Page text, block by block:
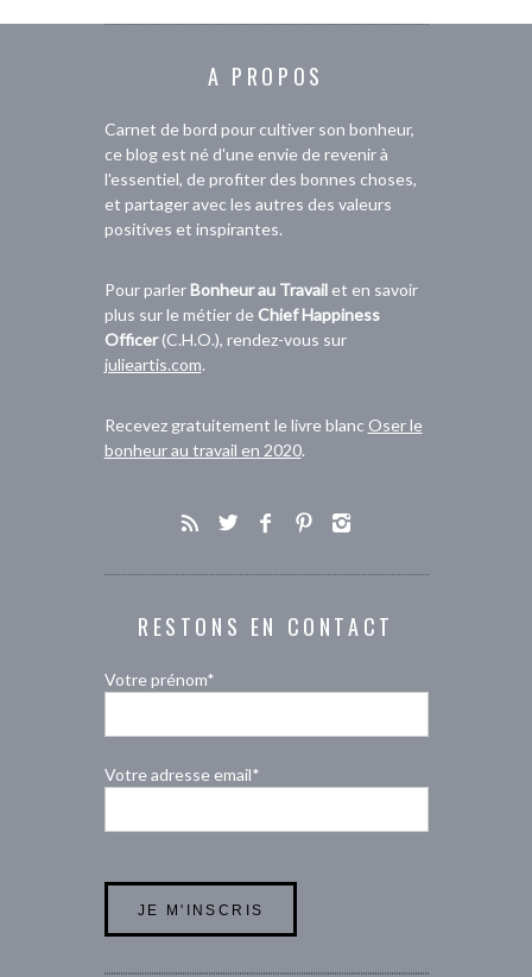
A PROPOS
Carnet de bord pour cultiver son bonheur,
ce blog est né d'une envie de revenir à
l'essentiel, de profiter des bonnes choses,
et partager avec les autres des valeurs
positives et inspirantes.
Pour parlerBonheur au Travailet en savoir
plus sur le métier deChief Happiness
Officer(C.H.O.), rendez-vous sur
julieartis.com.
Recevez gratuitement le livre blanc Oser le
bonheur au travail en 2020.
RESTONS EN CONTACT
Votre prénom*
Votre adresse email*